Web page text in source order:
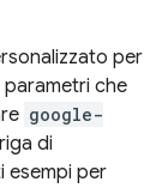
per
che
google-
di
esempi per